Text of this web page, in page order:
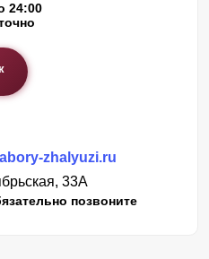
24:00
zhalyuzi.ru
33А
позвоните